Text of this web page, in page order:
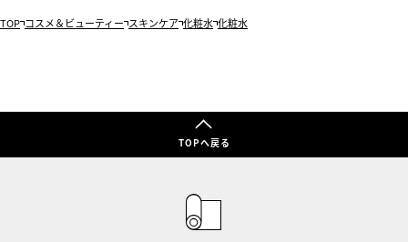
TOP コスメ＆ビューティー スキンケア 化粧水 化粧水
TOPへ戻る